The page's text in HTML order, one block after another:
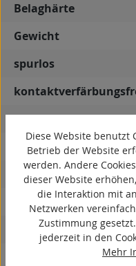
Belaghärte
Gewicht
spurlos
antistatisch
ESD
elektrisch leitfähig
korrosionsbeständig
hitzebeständig
autoklaventauglich
Diese Website benutzt
Betrieb der Website
werden. Andere
dieser Website
die Interaktion mit
Netzwerken
Zustimmung
jederzeit in den
Mehr